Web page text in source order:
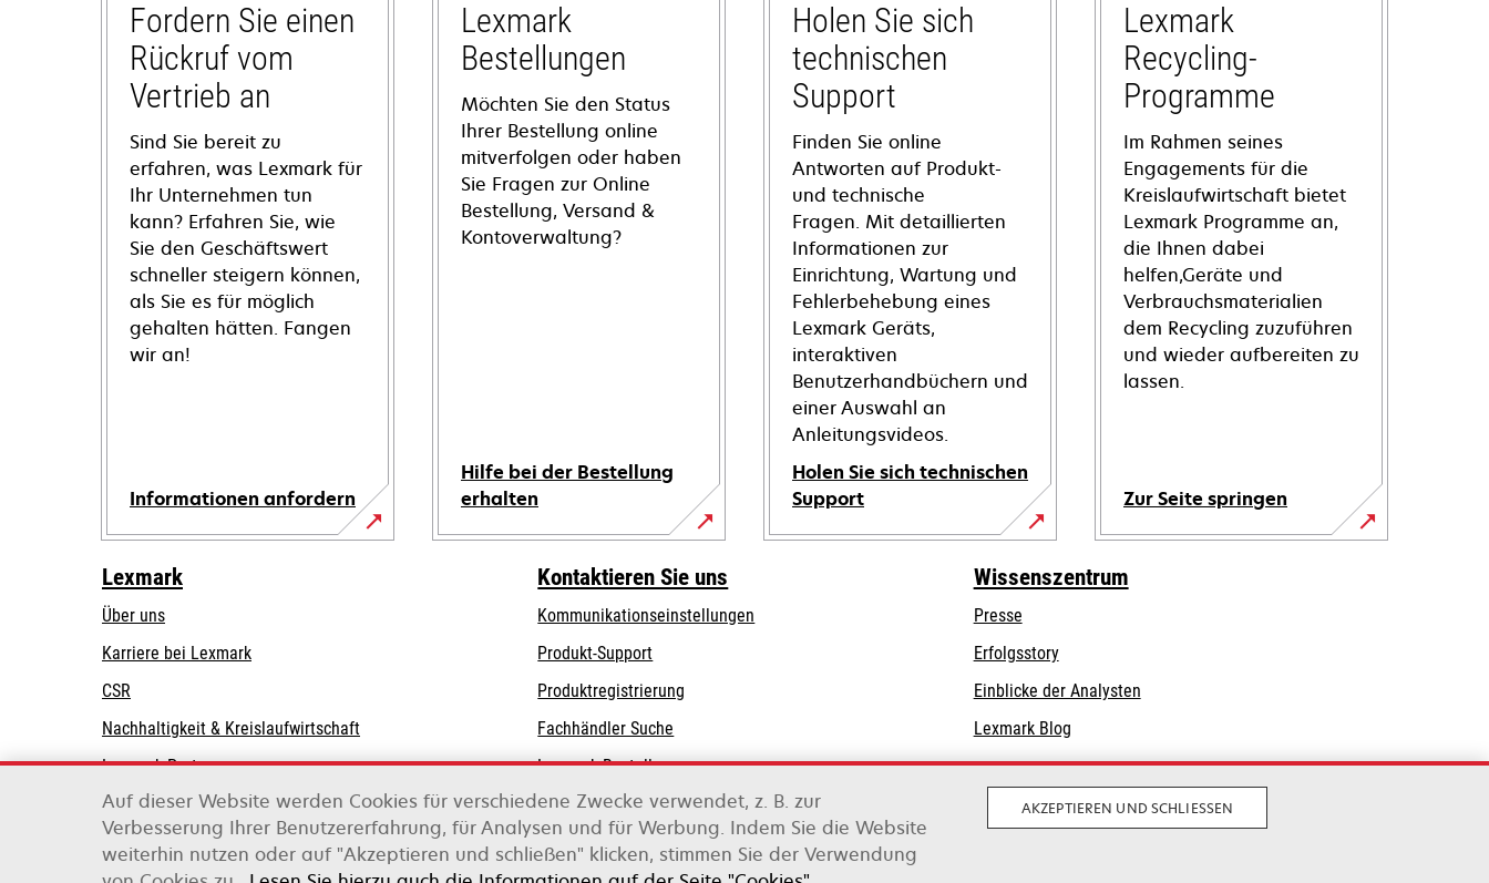
Fordern Sie einen
Rückruf vom
Vertrieb an
Sind Sie bereit zu
erfahren, was Lexmark für
Ihr Unternehmen tun
kann? Erfahren Sie, wie
Sie den Geschäftswert
schneller steigern können,
als Sie es für möglich
gehalten hätten. Fangen
wir an!
Informationen anfordern
Lexmark
Bestellungen
Möchten Sie den Status
Ihrer Bestellung online
mitverfolgen oder haben
Sie Fragen zur Online
Bestellung, Versand &
Kontoverwaltung?
Hilfe bei der Bestellung
erhalten
Holen Sie sich
technischen
Support
Finden Sie online
Antworten auf Produkt-
und technische
Fragen. Mit detaillierten
Informationen zur
Einrichtung, Wartung und
Fehlerbehebung eines
Lexmark Geräts,
interaktiven
Benutzerhandbüchern und
einer Auswahl an
Anleitungsvideos.
Holen Sie sich technischen
Support
wird
Lexmark
Recycling-
Programme
Im Rahmen seines
Engagements für die
Kreislaufwirtschaft bietet
Lexmark Programme an,
die Ihnen dabei
helfen,Geräte und
Verbrauchsmaterialien
dem Recycling zuzuführen
und wieder aufbereiten zu
lassen.
Zur Seite springen
Lexmark
Über uns
Karriere bei Lexmark
CSR
Nachhaltigkeit & Kreislaufwirtschaft
Lexmark-Partner
Kontaktieren Sie uns
Kommunikationseinstellungen
wird
in
einer
neuen
Registerkarte
Produkt-Supportwird
einer
neuen
Registerkarte
Produktregistrierung
Fachhändler Suche
Lexmark Bestellungen
Lexmark Distributoren
Wissenszentrum
Presse
Erfolgsstory
Einblicke der Analysten
Lexmark Blog
Lexmark International, Inc., ein Unternehmen von Xerox
Auf dieser Website werden Cookies für verschiedene Zwecke verwendet, z. B. zur
Verbesserung Ihrer Benutzererfahrung, für Analysen und für Werbung. Indem Sie die Website
weiterhin nutzen oder auf "Akzeptieren und schließen" klicken, stimmen Sie der Verwendung
AKZEPTIEREN UND SCHLIESSEN